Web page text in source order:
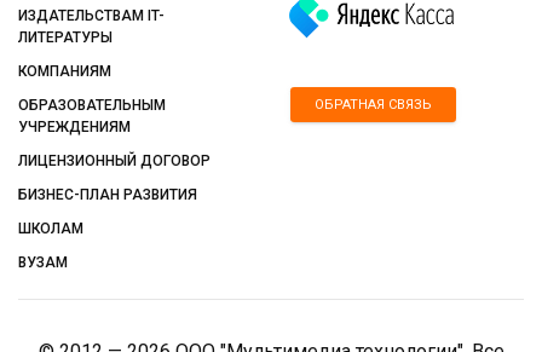
ИЗДАТЕЛЬСТВАМ IT-
ЛИТЕРАТУРЫ
КОМПАНИЯМ
ОБРАЗОВАТЕЛЬНЫМ
УЧРЕЖДЕНИЯМ
ЛИЦЕНЗИОННЫЙ ДОГОВОР
БИЗНЕС-ПЛАН РАЗВИТИЯ
ШКОЛАМ
ВУЗАМ
ОБРАТНАЯ СВЯЗЬ